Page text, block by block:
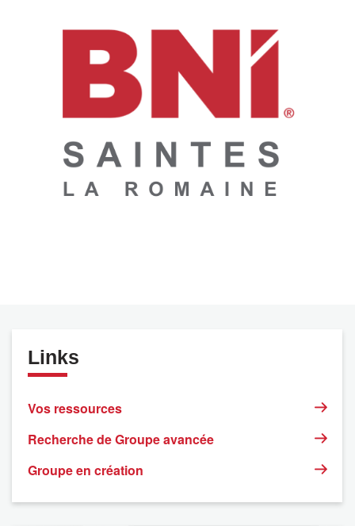
Links
Vos ressources
Recherche de Groupe avancée
Groupe en création